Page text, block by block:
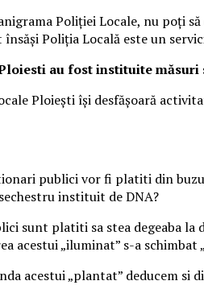
Poliţiei Locale, nu poţi
Poliţia Locală este un
au fost instituite măsuri
Ploiești își desfășoară
publici vor fi platiti din
instituit de DNA?
sunt platiti sa stea degeaba la
acestui „iluminat” s-a
acestui „plantat” deducem